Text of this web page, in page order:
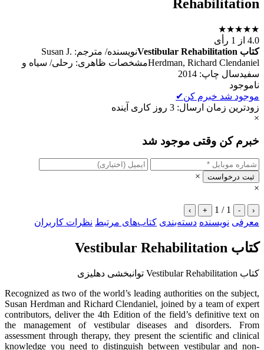
Rehabilitation
★
★
★
★
★
4.0 از 1 رأی
کتاب Vestibular Rehabilitation
نویسنده/ مترجم: Susan J.
Herdman, Richard Clendanielمشخصات ظاهری: رحلی/ سیاه و
سفیدسال چاپ: 2014
ناموجود
موجود شد خبرم کن✔
زودترین زمان ارسال: 3 روز کاری آینده
×
خبرم کن وقتی موجود شد
ثبت درخواست
×
×
‹
-
1 / 1
+
›
معرفی نویسنده دسته‌بندی کتاب‌های مرتبط نظرات کاربران
کتاب Vestibular Rehabilitation
کتاب Vestibular Rehabilitation توانبخشی دهلیزی
Recognized as two of the world’s leading authorities on the subject,
Susan Herdman and Richard Clendaniel, joined by a team of expert
contributors, deliver the 4th Edition of the field’s definitive text on
the management of vestibular diseases and disorders. From
assessment through therapy, they present the scientific and clinical
knowledge you need to distinguish between vestibular and non-